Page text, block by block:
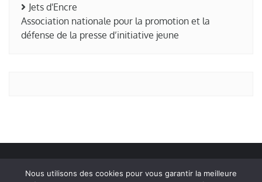
Jets d'Encre
Association nationale pour la promotion et la
défense de la presse d’initiative jeune
Nous utilisons des cookies pour vous garantir la meilleure